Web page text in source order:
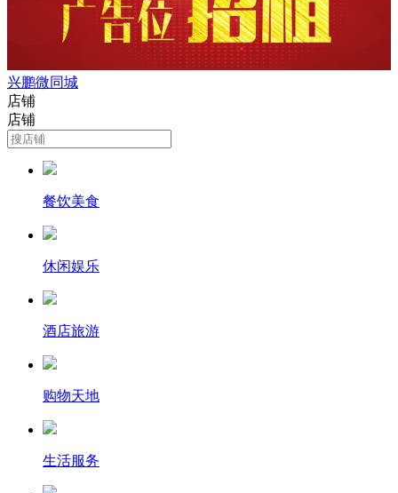
兴鹏微同城
店铺
店铺
餐饮美食
休闲娱乐
酒店旅游
购物天地
生活服务